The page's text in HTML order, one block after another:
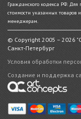
Гражданского кодекса РФ.
стоимости указанных товаров
менеджерам.
© Copyright 2005 – 2026
Санкт-Петербург
Условия обработки
Создание и поддержка